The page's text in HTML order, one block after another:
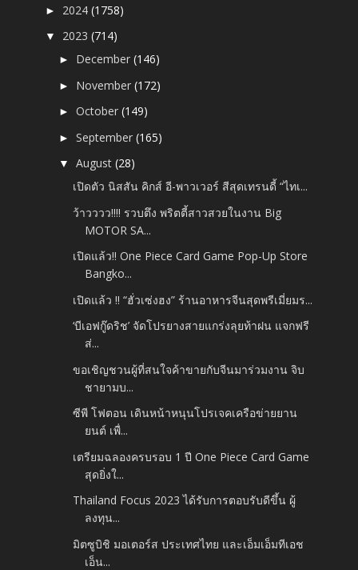
► 2024(1758)
▼ 2023(714)
► December(146)
► November(172)
►October(149)
►September(165)
▼August(28)
เปิดตัว นิสสัน คิกส์ อี-พาวเวอร์ สีสุดเทรนดี้ “ไทเ...
ว้าวววว!!!! รวบตึง พริตตี้สาวสวยในงาน Big
MOTOR SA...
เปิดแล้ว!! One Piece Card Game Pop-Up Store
Bangko...
เปิดแล้ว !! “ฮั่วเซ่งฮง” ร้านอาหารจีนสุดพรีเมี่ยมร...
‘บีเอฟกู๊ดริช’ จัดโปรยางสายแกร่งลุยท้าฝน แจกฟรี
ส่...
ขอเชิญชวนผู้ที่สนใจค้าขายกับจีนมาร่วมงาน จิบ
ชายามบ...
ซีพี โฟตอน เดินหน้าหนุนโปรเจคเครือข่ายยาน
ยนต์ เพื่...
เตรียมฉลองครบรอบ 1 ปี One Piece Card Game
สุดยิ่งใ...
Thailand Focus 2023 ได้รับการตอบรับดีขึ้น ผู้
ลงทุน...
มิตซูบิชิ มอเตอร์ส ประเทศไทย และเอ็มเอ็มทีเอช
เอ็น...